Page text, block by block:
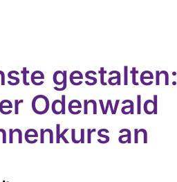
gestalten:
Odenwald
an